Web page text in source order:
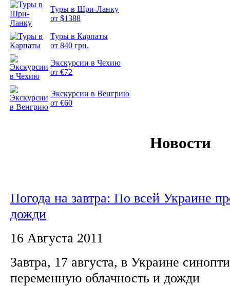
Туры в Шри-Ланку
от $1388
Туры в Карпаты
от 840 грн.
Экскурсии в Чехию
от €72
Экскурсии в Венгрию
от €60
Новости
Погода на завтра: По всей Украине
дожди
16 Августа 2011
Завтра, 17 августа, в Украине
переменную облачность и дожди